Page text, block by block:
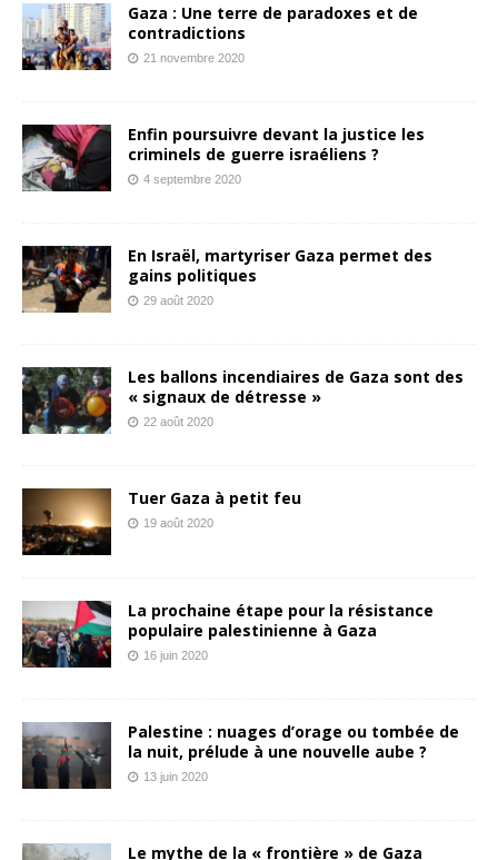
Gaza : Une terre de paradoxes et de
contradictions
21 novembre 2020
Enfin poursuivre devant la justice les
criminels de guerre israéliens ?
4 septembre 2020
En Israël, martyriser Gaza permet des
gains politiques
29 août 2020
Les ballons incendiaires de Gaza sont des
« signaux de détresse »
22 août 2020
Tuer Gaza à petit feu
19 août 2020
La prochaine étape pour la résistance
populaire palestinienne à Gaza
16 juin 2020
Palestine : nuages d’orage ou tombée de
la nuit, prélude à une nouvelle aube ?
13 juin 2020
Le mythe de la « frontière » de Gaza